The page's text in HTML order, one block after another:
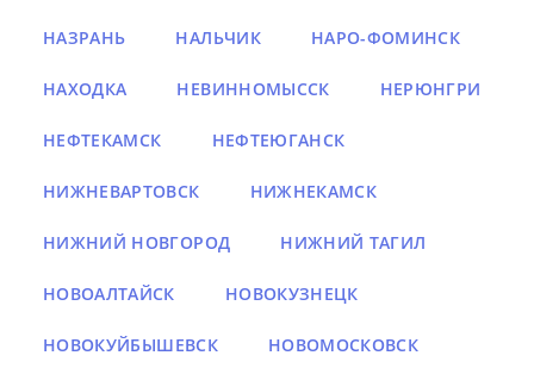
НАЗРАНЬ НАЛЬЧИК НАРО-ФОМИНСК
НАХОДКА НЕВИННОМЫССК НЕРЮНГРИ
НЕФТЕКАМСК НЕФТЕЮГАНСК
НИЖНЕВАРТОВСК НИЖНЕКАМСК
НИЖНИЙ НОВГОРОД НИЖНИЙ ТАГИЛ
НОВОАЛТАЙСК НОВОКУЗНЕЦК
НОВОКУЙБЫШЕВСК НОВОМОСКОВСК